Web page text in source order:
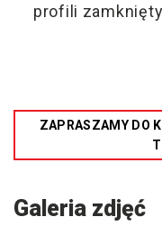
profili
ZAPRASZAMY DO
Galeria zdjęć